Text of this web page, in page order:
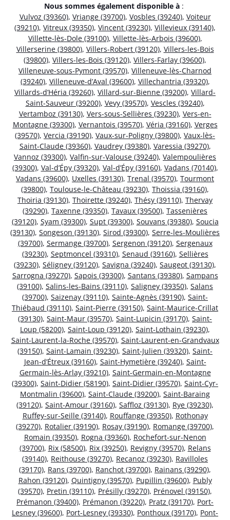
Nous sommes également disponible à :
Vulvoz (39360), Vriange (39700), Vosbles (39240), Voiteur
(39210), Vitreux (39350), Vincent (39230), Villevieux (39140),
Villette-lès-Dole (39100), Villette-lès-Arbois (39600),
Villerserine (39800), Villers-Robert (39120), Villers-les-Bois
(39800), Villers-les-Bois (39120), Villers-Farlay (39600),
Villeneuve-sous-Pymont (39570), Villeneuve-lès-Charnod
(39240), Villeneuve-d’Aval (39600), Villechantria (39320),
Villards-d’Héria (39260), Villard-sur-Bienne (39200), Villard-
Saint-Sauveur (39200), Vevy (39570), Vescles (39240),
Vertamboz (39130), Vers-sous-Sellières (39230), Vers-en-
Montagne (39300), Vernantois (39570), Véria (39160), Verges
(39570), Vercia (39190), Vaux-sur-Poligny (39800), Vaux-lès-
Saint-Claude (39360), Vaudrey (39380), Varessia (39270),
Vannoz (39300), Valfin-sur-Valouse (39240), Valempoulières
(39300), Val-d’Épy (39320), Val-d’Épy (39160), Vadans (70140),
Vadans (39600), Uxelles (39130), Trenal (39570), Tourmont
(39800), Toulouse-le-Château (39230), Thoissia (39160),
Thoiria (39130), Thoirette (39240), Thésy (39110), Thervay
(39290), Taxenne (39350), Tavaux (39500), Tassenières
(39120), Syam (39300), Supt (39300), Souvans (39380), Soucia
(39130), Songeson (39130), Sirod (39300), Serre-les-Moulières
(39700), Sermange (39700), Sergenon (39120), Sergenaux
(39230), Septmoncel (39310), Senaud (39160), Sellières
(39230), Séligney (39120), Savigna (39240), Saugeot (39130),
Sarrogna (39270), Sapois (39300), Santans (39380), Sampans
(39100), Salins-les-Bains (39110), Saligney (39350), Salans
(39700), Saizenay (39110), Sainte-Agnès (39190), Saint-
Thiébaud (39110), Saint-Pierre (39150), Saint-Maurice-Crillat
(39130), Saint-Maur (39570), Saint-Lupicin (39170), Saint-
Loup (58200), Saint-Loup (39120), Saint-Lothain (39230),
Saint-Laurent-la-Roche (39570), Saint-Laurent-en-Grandvaux
(39150), Saint-Lamain (39230), Saint-Julien (39320), Saint-
Jean-d’Étreux (39160), Saint-Hymetière (39240), Saint-
Germain-lès-Arlay (39210), Saint-Germain-en-Montagne
(39300), Saint-Didier (58190), Saint-Didier (39570), Saint-Cyr-
Montmalin (39600), Saint-Claude (39200), Saint-Baraing
(39120), Saint-Amour (39160), Saffloz (39130), Rye (39230),
Ruffey-sur-Seille (39140), Rouffange (39350), Rothonay
(39270), Rotalier (39190), Rosay (39190), Romange (39700),
Romain (39350), Rogna (39360), Rochefort-sur-Nenon
(39700), Rix (58500), Rix (39250), Revigny (39570), Relans
(39140), Reithouse (39270), Recanoz (39230), Ravilloles
(39170), Rans (39700), Ranchot (39700), Rainans (39290),
Rahon (39120), Quintigny (39570), Pupillin (39600), Publy
(39570), Pretin (39110), Présilly (39270), Prénovel (39150),
Prémanon (39400), Prémanon (39220), Pratz (39170), Port-
Lesney (39600), Port-Lesney (39330), Ponthoux (39170), Pont-